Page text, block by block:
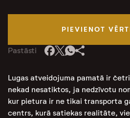
PIEVIENOT
Pastāsti
Lugas atveidojuma pamatā ir
nekad nesatiktos, ja nedzīvotu
kur pietura ir ne tikai transporta
centrs, kurā satiekas realitāte,